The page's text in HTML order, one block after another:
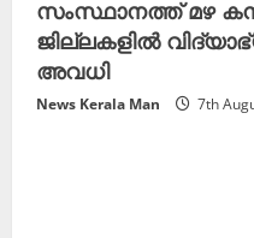
സംസ്ഥാനത്ത് മഴ
ജില്ലകളിൽ
അവധി
News Kerala Man 7th